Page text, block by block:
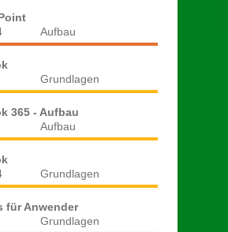
Aufbau
Grundlagen
365 - Aufbau
Aufbau
Grundlagen
für Anwender
Grundlagen